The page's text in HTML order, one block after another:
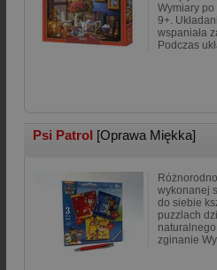
Wymiary po
9+.
wspaniała
Podczas
Psi Patrol [Oprawa Miękka]
wykonanej
do siebie
puzzlach
zginanie Wy